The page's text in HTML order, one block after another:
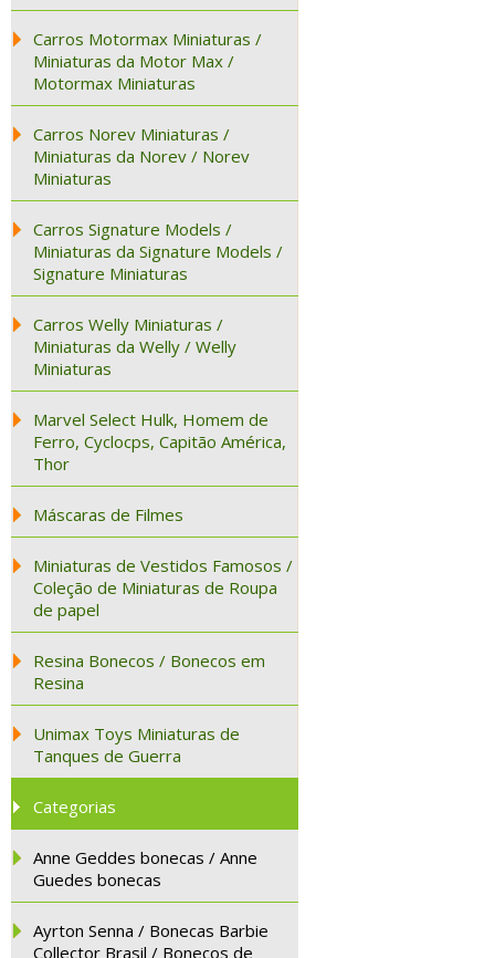
Carros Motormax Miniaturas /
Miniaturas da Motor Max /
Motormax Miniaturas
Carros Norev Miniaturas /
Miniaturas da Norev / Norev
Miniaturas
Carros Signature Models /
Miniaturas da Signature Models /
Signature Miniaturas
Carros Welly Miniaturas /
Miniaturas da Welly / Welly
Miniaturas
Marvel Select Hulk, Homem de
Ferro, Cyclocps, Capitão América,
Thor
Máscaras de Filmes
Miniaturas de Vestidos Famosos /
Coleção de Miniaturas de Roupa
de papel
Resina Bonecos / Bonecos em
Resina
Unimax Toys Miniaturas de
Tanques de Guerra
Categorias
Anne Geddes bonecas / Anne
Guedes bonecas
Ayrton Senna / Bonecas Barbie
Collector Brasil / Bonecos de